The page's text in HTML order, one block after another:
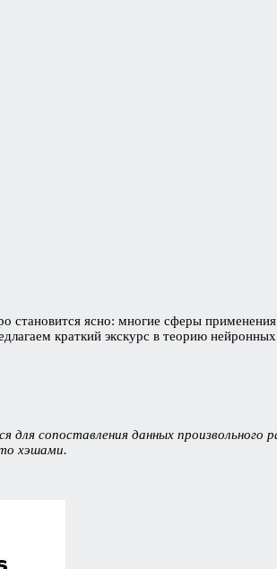
ясно: многие сферы
краткий экскурс в теорию
сопоставления данных произвольного
хэшами.